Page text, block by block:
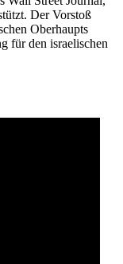
Der Vorstoß
Oberhaupts
für den israelischen